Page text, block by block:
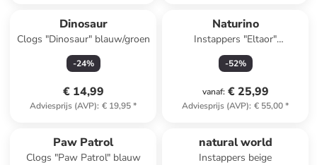
Dinosaur
Clogs "Dinosaur" blauw/groen
-24%
€ 14,99
Adviesprijs (AVP): € 19,95*
Naturino
Instappers "Eltaor"
meerkleurig
-52%
vanaf: € 25,99
Adviesprijs (AVP): € 55,00*
Paw Patrol
Clogs "Paw Patrol" blauw
natural world
Instappers beige